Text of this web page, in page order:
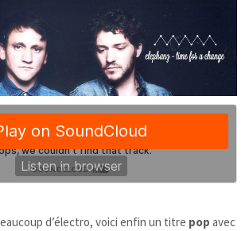
d’électro, voici enfin un titre pop avec